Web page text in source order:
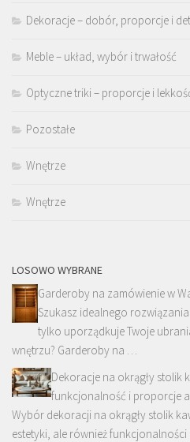
Dekoracje – dobór, proporcje i
Meble – układ, wybór i trwałość
Optyczne triki – proporcje i
Pozostałe
Wnętrze
Wnętrze
LOSOWO WYBRANE
Garderoby na zamówienie w
Szukasz idealnego
tylko uporządkuje Twoje
wnętrzu? Garderoby na …
Dekoracje na okrągły stolik
funkcjonalność i proporcje
Wybór dekoracji na okrągły stolik
estetyki, ale również